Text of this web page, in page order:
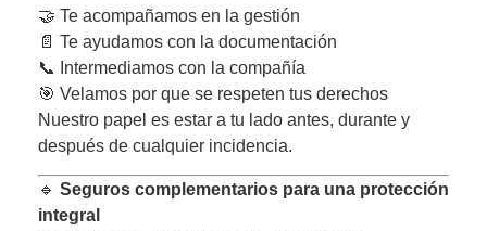
🤝 Te acompañamos en la gestión
📄 Te ayudamos con la documentación
📞 Intermediamos con la compañía
🎯 Velamos por que se respeten tus derechos
Nuestro papel es estar a tu lado antes, durante y
después de cualquier incidencia.
🔹 Seguros complementarios para una protección
integral